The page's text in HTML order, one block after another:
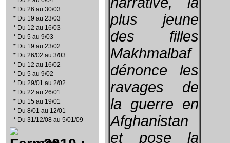
* Du 26 au 30/03
* Du 19 au 23/03
* Du 12 au 16/03
* Du 5 au 9/03
* Du 19 au 23/02
* Du 26/02 au 3/03
* Du 12 au 16/02
* Du 5 au 9/02
* Du 29/01 au 2/02
* Du 22 au 26/01
* Du 15 au 19/01
* Du 8/01 au 12/01
* Du 31/12/08 au 5/01/09
plus jeune
des filles
Makhmalbaf
dénonce les
ravages de
la guerre en
Afghanistan
et pose la